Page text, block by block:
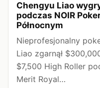
Chengyu Liao
podczas NOIR
Północnym
Nieprofesjonalny
Liao zgarnął
$7,500 High Roller
Merit Royal…